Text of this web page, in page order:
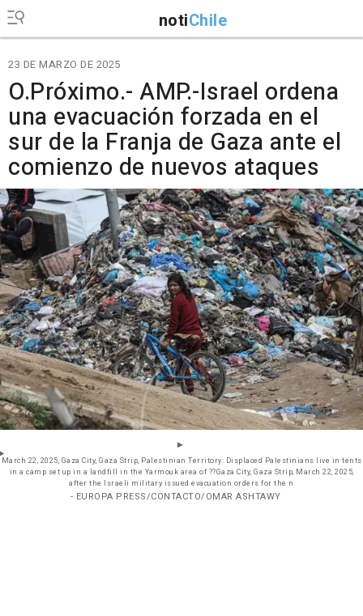
notiChile
23 DE MARZO DE 2025
O.Próximo.- AMP.-Israel ordena
una evacuación forzada en el
sur de la Franja de Gaza ante el
comienzo de nuevos ataques
March 22, 2025, Gaza City, Gaza Strip, Palestinian Territory: Displaced Palestinians live in tents
in a camp set up in a landfill in the Yarmouk area of ??Gaza City, Gaza Strip, March 22, 2025,
after the Israeli military issued evacuation orders for the n
- EUROPA PRESS/CONTACTO/OMAR ASHTAWY